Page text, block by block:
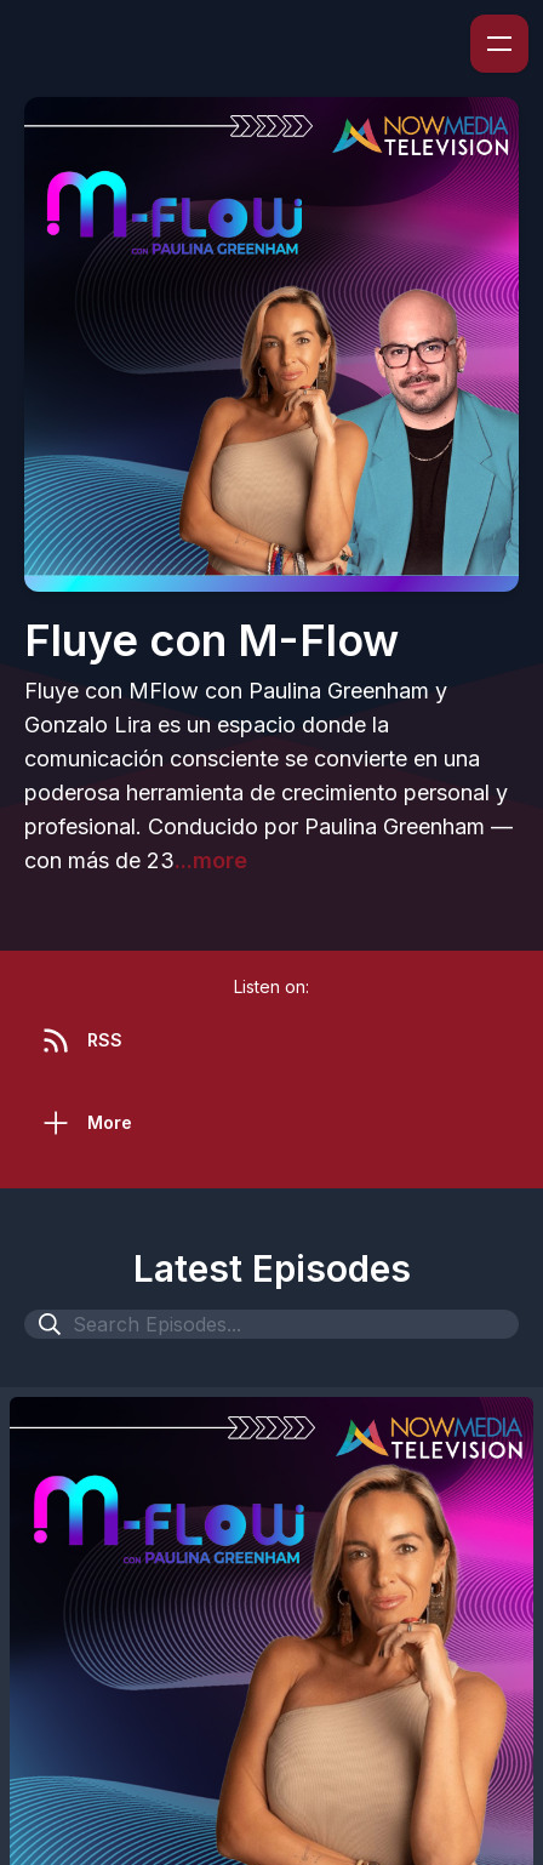
Fluye con M-Flow
Fluye con MFlow con Paulina Greenham y
Gonzalo Lira es un espacio donde la
comunicación consciente se convierte en una
poderosa herramienta de crecimiento personal y
profesional. Conducido por Paulina Greenham —
con más de 23...more
Listen on:
RSS
More
Latest Episodes